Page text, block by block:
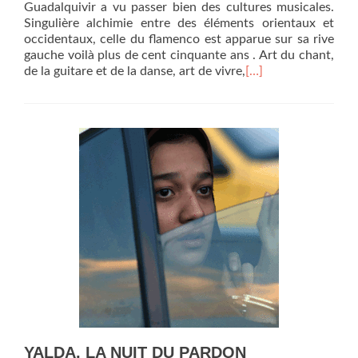
Guadalquivir a vu passer bien des cultures musicales.
Singulière alchimie entre des éléments orientaux et
occidentaux, celle du flamenco est apparue sur sa rive
gauche voilà plus de cent cinquante ans . Art du chant,
de la guitare et de la danse, art de vivre, […]
YALDA, LA NUIT DU PARDON